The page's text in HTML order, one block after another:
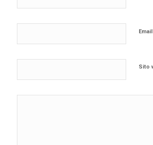
Email
Sito